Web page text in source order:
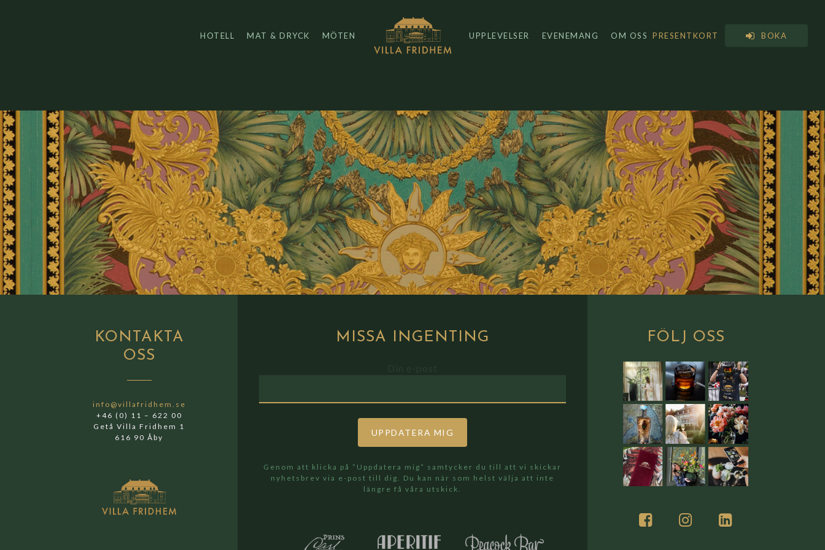
HOTELL MAT & DRYCK MÖTEN UPPLEVELSER EVENEMANG OM OSS PRESENTKORT BOKA
KONTAKTA
OSS
info@villafridhem.se
+46 (0) 11 – 622 00
Getå Villa Fridhem 1
616 90 Åby
MISSA INGENTING
Genom att klicka på ”Uppdatera mig” samtycker du till att vi skickar
nyhetsbrev via e-post till dig. Du kan när som helst välja att inte
längre få våra utskick.
FÖLJ OSS